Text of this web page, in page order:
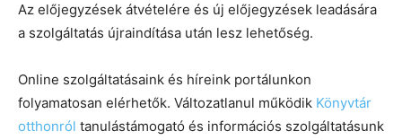
Az előjegyzések átvételére és új előjegyzések leadására
a szolgáltatás újraindítása után lesz lehetőség.
Online szolgáltatásaink és híreink portálunkon
folyamatosan elérhetők. Változatlanul működik Könyvtár
otthonról tanulástámogató és információs szolgáltatásunk